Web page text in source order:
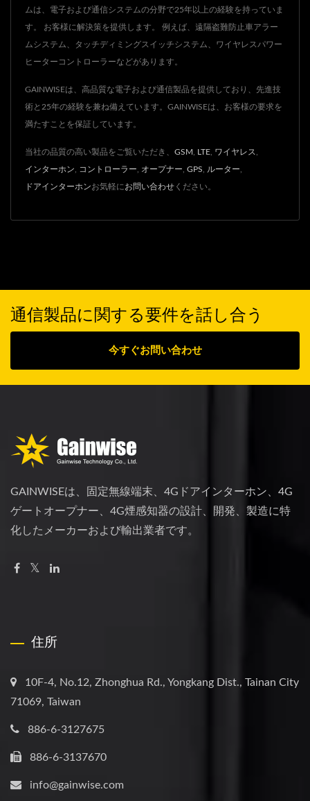
ムは、電子および通信システムの分野で25年以上の経験を持っていま
す。 お客様に解決策を提供します。 例えば、遠隔盗難防止車アラー
ムシステム、タッチディミングスイッチシステム、ワイヤレスパワー
ヒーターコントローラーなどがあります。
GAINWISEは、高品質な電子および通信製品を提供しており、先進技
術と25年の経験を兼ね備えています。GAINWISEは、お客様の要求を
満たすことを保証しています。
当社の品質の高い製品をご覧いただき、 GSM LTE ワイヤレス
インターホン コントローラー オープナー GPS ルーター
ドアインターホンお気軽にお問い合わせ ください。
通信製品に関する要件を話し合う
今すぐお問い合わせ
GAINWISEは、固定無線端末、4Gドアインターホン、4G
ゲートオープナー、4G煙感知器の設計、開発、製造に特
化したメーカーおよび輸出業者です。
住所
10F-4, No.12, Zhonghua Rd., Yongkang Dist., Tainan City
71069, Taiwan
886-6-3127675
886-6-3137670
info@gainwise.com